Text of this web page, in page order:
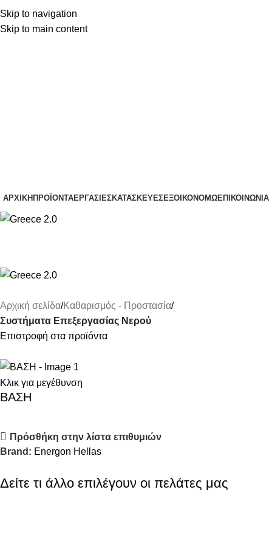
Skip to navigation
Skip to main content
(+30) 22210 22370
ΑΡΧΙΚΉ ΠΡΟΪΌΝΤΑΕΡΓΑΣΊΕΣΚΑΤΑΣΚΕΥΈΣΕΞΟΙΚΟΝΟΜΏΕΠΙΚΟΙΝΩΝΊΑ
Αρχική σελίδα Καθαρισμός - Προστασία
Συστήματα Επεξεργασίας Νερού
Επιστροφή στα προϊόντα
Κλικ για μεγέθυνση
ΒΑΣΗ
Πρόσθήκη στην λίστα επιθυμιών
Brand: Energon Hellas
Δείτε τι άλλο επιλέγουν οι πελάτες μας